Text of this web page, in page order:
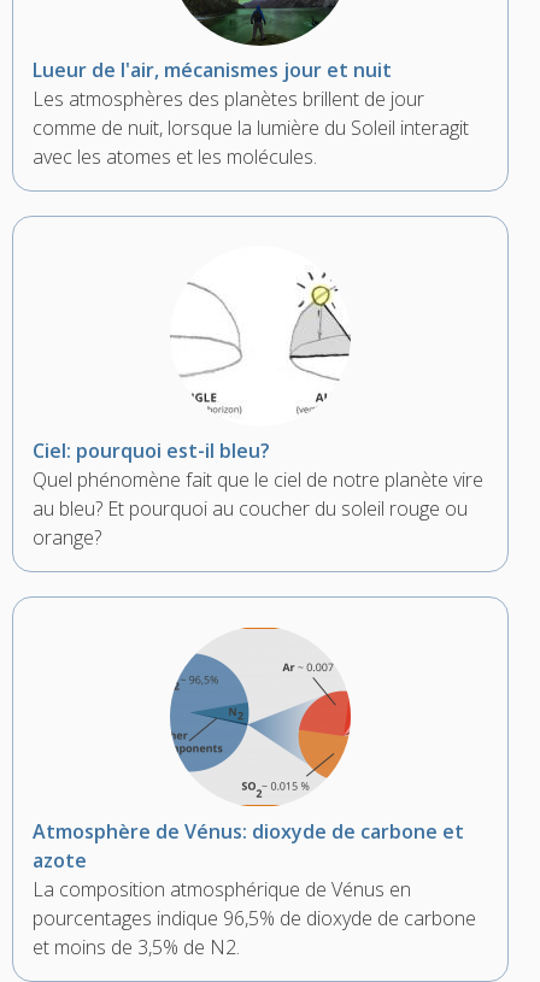
Lueur de l'air, mécanismes jour et nuit
Les atmosphères des planètes brillent de jour
comme de nuit, lorsque la lumière du Soleil interagit
avec les atomes et les molécules.
Ciel: pourquoi est-il bleu?
Quel phénomène fait que le ciel de notre planète vire
au bleu? Et pourquoi au coucher du soleil rouge ou
orange?
Atmosphère de Vénus: dioxyde de carbone et
azote
La composition atmosphérique de Vénus en
pourcentages indique 96,5% de dioxyde de carbone
et moins de 3,5% de N2.